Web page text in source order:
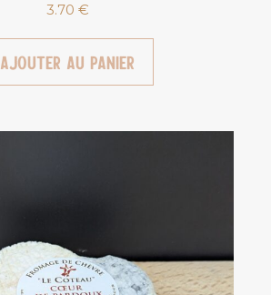
3.70 €
Ajouter au panier